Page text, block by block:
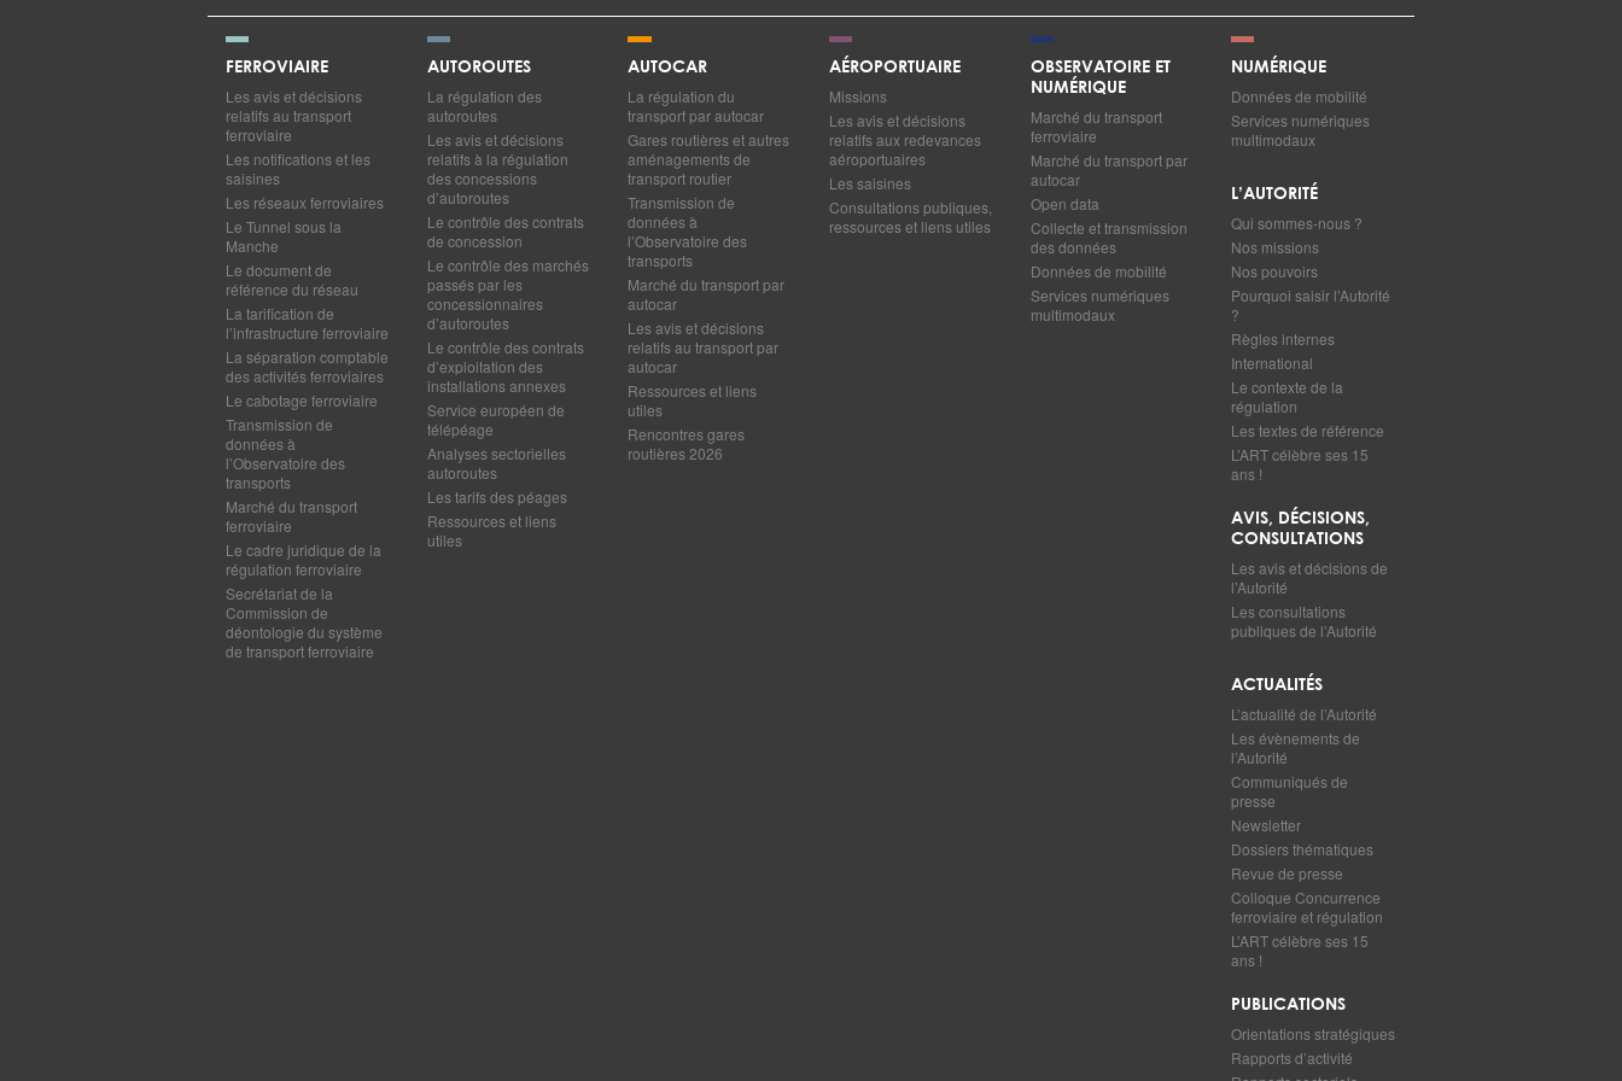
FERROVIAIRE
Les avis et décisions
relatifs au transport
ferroviaire
Les notifications et les
saisines
Les réseaux ferroviaires
Le Tunnel sous la
Manche
Le document de
référence du réseau
La tarification de
l’infrastructure ferroviaire
La séparation comptable
des activités ferroviaires
Le cabotage ferroviaire
Transmission de
données à
l’Observatoire des
transports
Marché du transport
ferroviaire
Le cadre juridique de la
régulation ferroviaire
Secrétariat de la
Commission de
déontologie du système
de transport ferroviaire
AUTOROUTES
La régulation des
autoroutes
Les avis et décisions
relatifs à la régulation
des concessions
d’autoroutes
Le contrôle des contrats
de concession
Le contrôle des marchés
passés par les
concessionnaires
d’autoroutes
Le contrôle des contrats
d’exploitation des
installations annexes
Service européen de
télépéage
Analyses sectorielles
autoroutes
Les tarifs des péages
Ressources et liens
utiles
AUTOCAR
La régulation du
transport par autocar
Gares routières et autres
aménagements de
transport routier
Transmission de
données à
l’Observatoire des
transports
Marché du transport par
autocar
Les avis et décisions
relatifs au transport par
autocar
Ressources et liens
utiles
Rencontres gares
routières 2026
AÉROPORTUAIRE
Missions
Les avis et décisions
relatifs aux redevances
aéroportuaires
Les saisines
Consultations publiques,
ressources et liens utiles
OBSERVATOIRE ET
NUMÉRIQUE
Marché du transport
ferroviaire
Marché du transport par
autocar
Open data
Collecte et transmission
des données
Données de mobilité
Services numériques
multimodaux
NUMÉRIQUE
Données de mobilité
Services numériques
multimodaux
L’AUTORITÉ
Qui sommes-nous ?
Nos missions
Nos pouvoirs
Pourquoi saisir l’Autorité
?
Règles internes
International
Le contexte de la
régulation
Les textes de référence
L’ART célèbre ses 15
ans !
AVIS, DÉCISIONS,
CONSULTATIONS
Les avis et décisions de
l’Autorité
Les consultations
publiques de l’Autorité
ACTUALITÉS
L’actualité de l’Autorité
Les évènements de
l’Autorité
Communiqués de
presse
Newsletter
Dossiers thématiques
Revue de presse
Colloque Concurrence
ferroviaire et régulation
L’ART célèbre ses 15
ans !
PUBLICATIONS
Orientations stratégiques
Rapports d’activité